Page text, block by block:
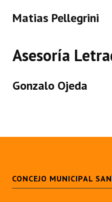
Matias Pellegrini
Asesoría
Gonzalo Ojeda
CONCEJO MUNICIPAL